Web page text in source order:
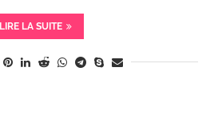
LIRE LA SUITE